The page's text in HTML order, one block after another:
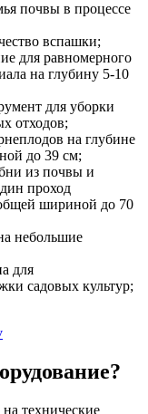
почвы в процессе
вспашки;
для равномерного
на глубину 5-10
для уборки
отходов;
на глубине
до 39 см;
из почвы и
проход
шириной до 70
небольшие
для
садовых культур;
технические